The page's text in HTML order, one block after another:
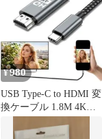
¥ 980
USB Type-C to HDMI 変
換ケーブル 1.8M 4K